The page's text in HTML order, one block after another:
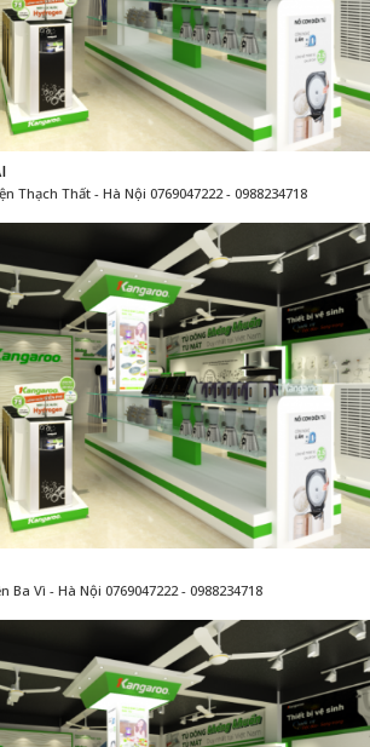
Thạch Thất - Hà Nội 0769047222 - 0988234718
Vì - Hà Nội 0769047222 - 0988234718